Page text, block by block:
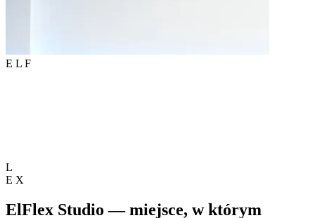
E L F
L
E X
ElFlex Studio — miejsce, w którym